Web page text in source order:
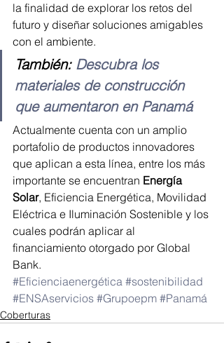
la finalidad de explorar los retos del
futuro y diseñar soluciones amigables
con el ambiente.
También: Descubra los
materiales de construcción
que aumentaron en Panamá
Actualmente cuenta con un amplio
portafolio de productos innovadores
que aplican a esta línea, entre los más
importante se encuentran Energía
Solar, Eficiencia Energética, Movilidad
Eléctrica e Iluminación Sostenible y los
cuales podrán aplicar al
financiamiento otorgado por Global
Bank.
#Eficienciaenergética #sostenibilidad
#ENSAservicios #Grupoepm #Panamá
Coberturas